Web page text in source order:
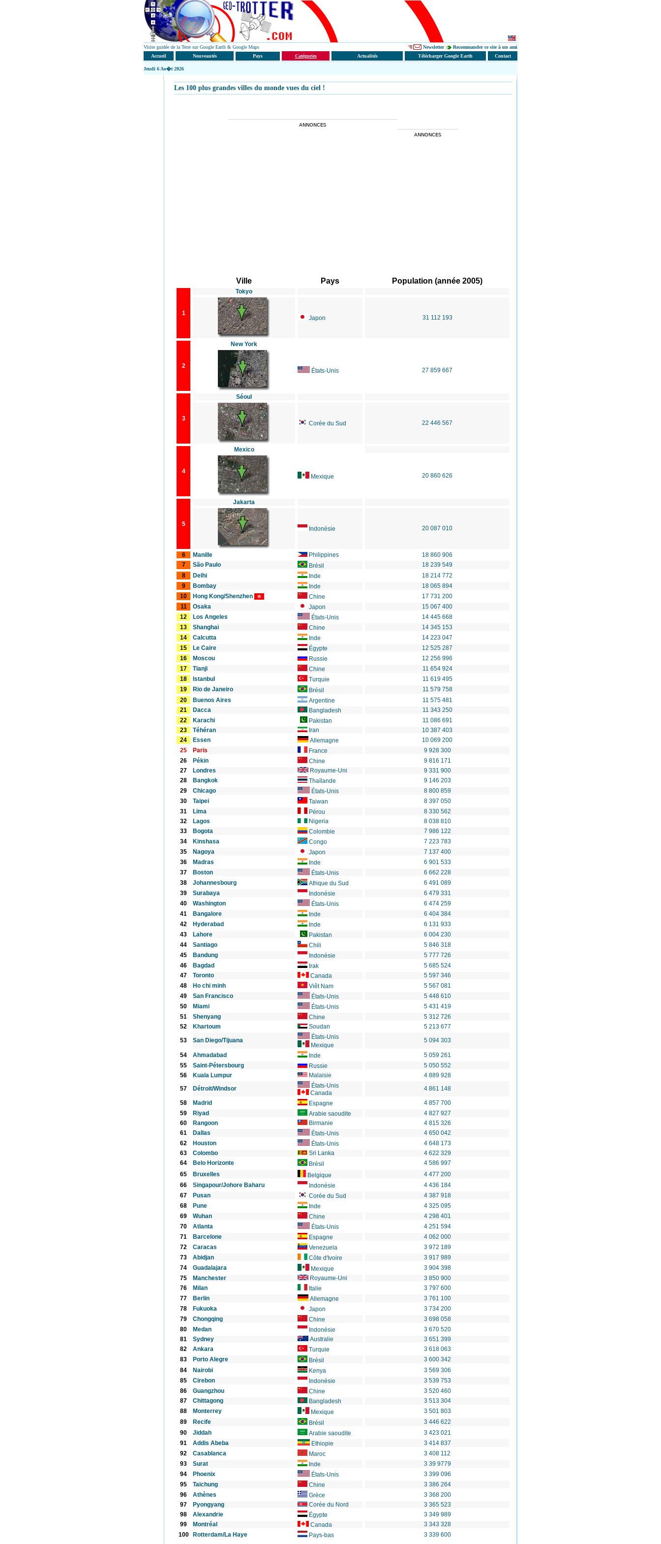
Visite guidée de la Terre sur Google Earth & Google Maps Newsletter
Recommander ce site à un ami
Accueil
Nouveautés Catégories Actualités Télécharger Google Earth Contact
Pays
Jeudi 6 Ao�t 2026
Les 100 plus grandes villes du monde vues du ciel !
ANNONCES
ANNONCES
Ville Pays Population (année 2005)
1
Tokyo
Japon 31 112 193
2
New York
États-Unis 27 859 667
3
Séoul
Corée du Sud 22 446 567
4
Mexico
Mexique 20 860 626
5
Jakarta
Indonésie 20 087 010
6 Manille Philippines
18 860 906
7
São Paulo Brésil
18 239 549
8
Delhi Inde
18 214 772
9
Bombay Inde
18 065 894
10
Hong Kong/Shenzhen Chine
17 731 200
11
Osaka Japon
15 067 400
12
Los Angeles États-Unis
14 445 668
13
Shanghai Chine
14 345 153
14
Calcutta Inde
14 223 047
15
Le Caire Égypte
12 525 287
16
Moscou Russie
12 256 996
17
Tianji Chine
11 654 924
18
Istanbul Turquie
11 619 495
19
Rio de Janeiro Brésil
11 579 758
20
Buenos Aires Argentine
11 575 481
21
Dacca Bangladesh
11 343 250
22
Karachi Pakistan
11 086 691
23
Téhéran Iran
10 387 403
24
Essen Allemagne
10 069 200
25
Paris France
9 928 300
26
Pékin Chine
9 816 171
27
Londres Royaume-Uni
9 331 900
28
Bangkok Thaïlande
9 146 203
29
Chicago États-Unis
8 800 859
30
Taipei Taiwan
8 397 050
31
Lima Pérou
8 330 562
32
Lagos Nigeria
8 038 810
33
Bogota Colombie
7 986 122
34
Kinshasa Congo
7 223 783
35
Nagoya Japon
7 137 400
36
Madras Inde
6 901 533
37
Boston États-Unis
6 662 228
38
Johannesbourg Afrique du Sud
6 491 089
39
Surabaya Indonésie
6 479 331
40
Washington États-Unis
6 474 259
41
Bangalore Inde
6 404 384
42
Hyderabad Inde
6 131 933
43
Lahore Pakistan
6 004 230
44
Santiago Chili
5 846 318
45
Bandung Indonésie
5 777 726
46
Bagdad Irak
5 685 524
47
Toronto Canada
5 597 346
48
Ho chi minh Viêt Nam
5 567 081
49
San Francisco États-Unis
5 448 610
50
Miami États-Unis
5 431 419
51
Shenyang Chine
5 312 726
52
Khartoum Soudan
5 213 677
53
San Diego/Tijuana
États-Unis
Mexique
5 094 303
54 Ahmadabad Inde
5 059 261
55
Saint-Pétersbourg Russie
5 050 552
56
Kuala Lumpur Malaisie
4 889 928
57
Détroit/Windsor
États-Unis
Canada
4 861 148
58 Madrid Espagne
4 857 700
59
Riyad Arabie saoudite
4 827 927
60
Rangoon Birmanie
4 815 326
61
Dallas États-Unis
4 650 042
62
Houston États-Unis
4 648 173
63
Colombo Sri Lanka
4 622 329
64
Belo Horizonte Brésil
4 586 997
65
Bruxelles Belgique
4 477 200
66
Singapour/Johore Baharu Indonésie
4 436 184
67
Pusan Corée du Sud
4 387 918
68
Pune Inde
4 325 095
69
Wuhan Chine
4 298 401
70
Atlanta États-Unis
4 251 594
71
Barcelone Espagne
4 062 000
72
Caracas Venezuela
3 972 189
73
Abidjan Côte d'Ivoire
3 917 989
74
Guadalajara Mexique
3 904 398
75
Manchester Royaume-Uni
3 850 900
76
Milan Italie
3 797 600
77
Berlin Allemagne
3 761 100
78
Fukuoka Japon
3 734 200
79
Chongqing Chine
3 698 058
80
Medan Indonésie
3 670 520
81
Sydney Australie
3 651 399
82
Ankara Turquie
3 618 063
83
Porto Alegre Brésil
3 600 342
84
Nairobi Kenya
3 569 306
85
Cirebon Indonésie
3 539 753
86
Guangzhou Chine
3 520 460
87
Chittagong Bangladesh
3 513 304
88
Monterrey Mexique
3 501 803
89
Recife Brésil
3 446 622
90
Jiddah Arabie saoudite
3 423 021
91
Addis Abeba Ethiopie
3 414 837
92
Casablanca Maroc
3 408 112
93
Surat Inde
3 39 9779
94
Phoenix États-Unis
3 399 096
95
Taichung Chine
3 386 264
96
Athènes Grèce
3 368 200
97
Pyongyang Corée du Nord
3 365 523
98
Alexandrie Égypte
3 349 989
99
Montréal Canada
3 343 328
100
Rotterdam/La Haye Pays-bas 3 339 600